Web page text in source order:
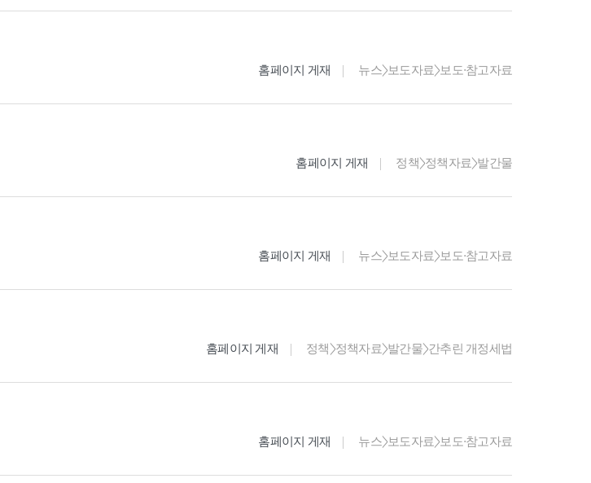
홈페이지 게재 뉴스>보도자료>보도·참고자료
홈페이지 게재 정책>정책자료>발간물
홈페이지 게재 뉴스>보도자료>보도·참고자료
홈페이지 게재 정책>정책자료>발간물>간추린 개정세법
홈페이지 게재 뉴스>보도자료>보도·참고자료